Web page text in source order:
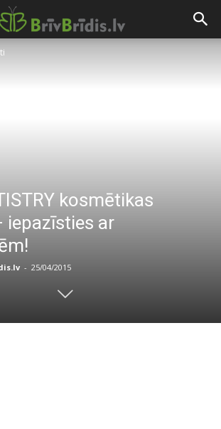
kosmētikas
iepazīsties ar
- 25/04/2015